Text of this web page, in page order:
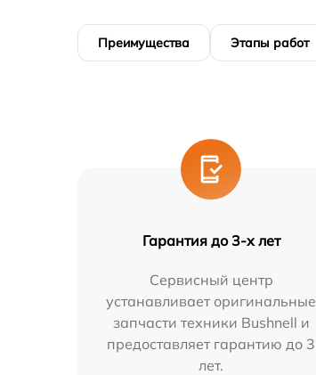
Преимущества Этапы работ
Гарантия до 3-х лет
Сервисный центр
устанавливает оригинальные
запчасти техники Bushnell и
предоставляет гарантию до 3
лет.